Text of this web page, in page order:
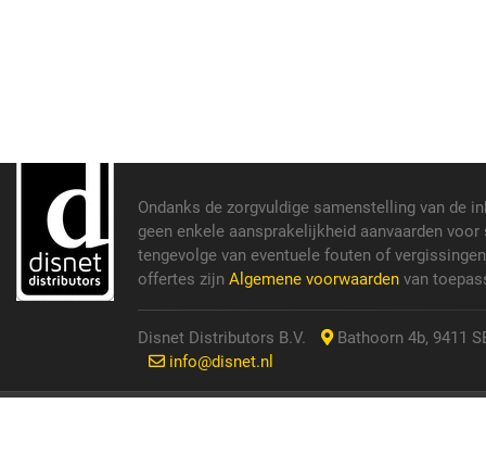
Ondanks de zorgvuldige samenstelling van de
geen enkele aansprakelijkheid aanvaarden
tengevolge van eventuele fouten of
offertes zijn Algemene voorwaarden van
Disnet Distributors B.V.
Bathoorn 4b, 9411
info@disnet.nl